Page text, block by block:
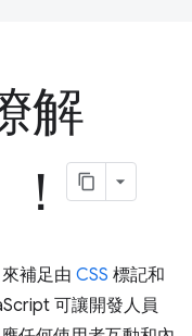
解
！
補足由 CSS 標記和
可讓開發人員